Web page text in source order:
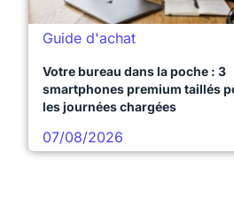
Guide d'achat
Votre bureau dans la poche : 3
smartphones premium taillés
les journées chargées
07/08/2026